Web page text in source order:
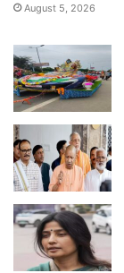
August 5, 2026